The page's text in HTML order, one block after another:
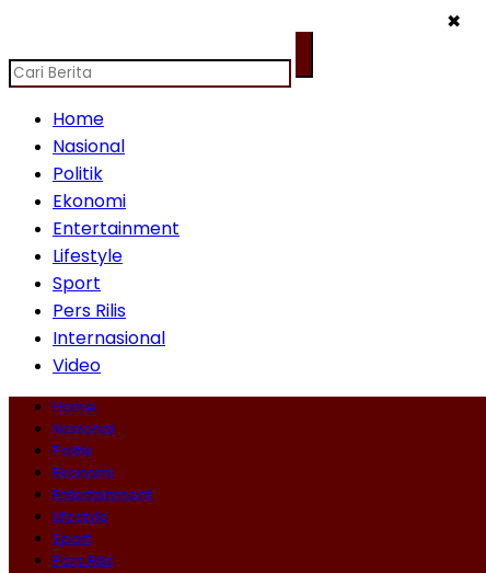
✖
Home
Nasional
Politik
Ekonomi
Entertainment
Lifestyle
Sport
Pers Rilis
Internasional
Video
Home
Nasional
Politik
Ekonomi
Entertainment
Lifestyle
Sport
Pers Rilis